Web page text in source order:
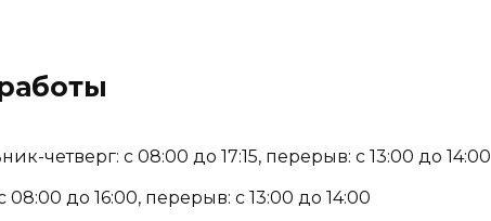
четверг: с 08:00 до 17:15, перерыв: с 13:00 до 14:00
08:00 до 16:00, перерыв: с 13:00 до 14:00